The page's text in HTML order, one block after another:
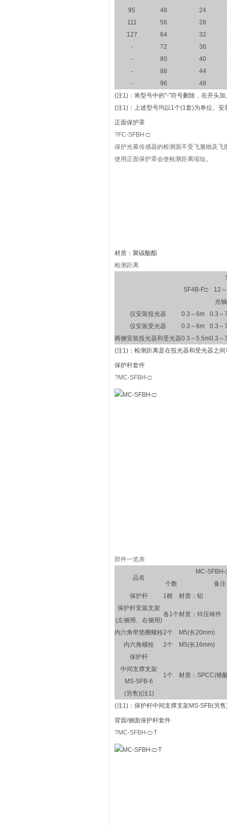
95
48 24
111
56 28
127
64 32
-
72 36
-
80 40
-
88 44
-
96 48
(注1)： 将型号中的"-"符号删除，在开头
(注1)： 上述型号均以1个(1套)为单位。
正面保护罩
?FC-SFBH-□
保护光幕传感器的检测面不受飞溅物及飞
使用正面保护罩会使检测距离缩短。
材质：聚碳酸酯
检测距离
SF4B-F□
12
光
仅安装投光器
0.3～6m
0.3～
仅安装受光器
0.3～6m
0.3～
两侧安装投光器和受光器0.3～5.5m0.3～
(注1)： 检测距离是在投光器和受光器之
保护杆套件
?MC-SFBH-□
部件一览表
品名
MC-SFBH-
个数
备注
保护杆
1根
材质：铝
保护杆安装支架
(左侧用、右侧用)
各1个材质：锌压铸件
内六角带垫圈螺栓2个
M5(长20mm)
内六角螺栓
2个
M5(长16mm)
保护杆
中间支撑支架
MS-SFB-6
(另售)(注1)
1个 材质：SPCC(铬
(注1)： 保护杆中间支撑支架MS-SFB(另
背面/侧面保护杆套件
?MC-SFBH-□-T